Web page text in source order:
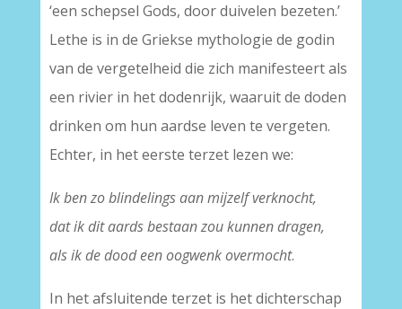
‘een schepsel Gods, door duivelen bezeten.’
Lethe is in de Griekse mythologie de godin
van de vergetelheid die zich manifesteert als
een rivier in het dodenrijk, waaruit de doden
drinken om hun aardse leven te vergeten.
Echter, in het eerste terzet lezen we:
Ik ben zo blindelings aan mijzelf verknocht,
dat ik dit aards bestaan zou kunnen dragen,
als ik de dood een oogwenk overmocht.
In het afsluitende terzet is het dichterschap